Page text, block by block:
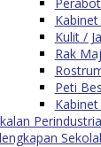
Kulit /
Rak
Peti